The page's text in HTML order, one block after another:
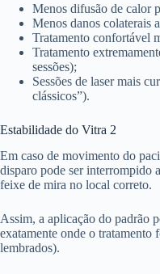
Menos difusão de calor
Menos danos colaterais
Tratamento confortável
Tratamento
sessões);
Sessões de laser mais
clássicos”).
Estabilidade do Vitra 2
Em caso de movimento do
disparo pode ser interrompido
feixe de mira no local correto.
Assim, a aplicação do padrão
exatamente onde o tratamento
lembrados).